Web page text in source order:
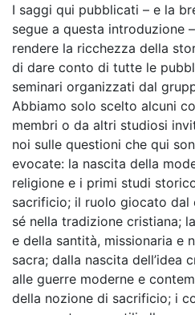
I saggi qui pubblicati – e la
segue a questa introduzione
rendere la ricchezza della
di dare conto di tutte le
seminari organizzati dal
Abbiamo solo scelto alcuni
membri o da altri studiosi
noi sulle questioni che qui
evocate: la nascita della
religione e i primi studi
sacrificio; il ruolo giocato
sé nella tradizione cristiana;
e della santità, missionaria e
sacra; dalla nascita dell’idea
alle guerre moderne e
della nozione di sacrificio; i